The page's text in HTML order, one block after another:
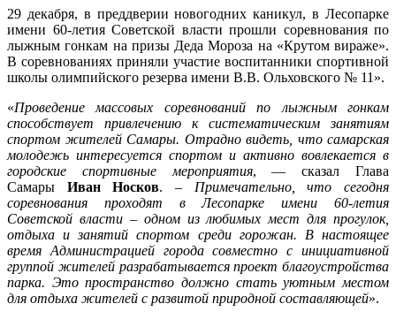
имени
60-
летия
по
гонкам
на
призы
Деда
Мороза
29 декабря, в преддверии новогодних каникул, в Лесопарке
имени 60-летия Советской власти прошли соревнования по
лыжным гонкам на призы Деда Мороза на «Крутом вираже».
В соревнованиях приняли участие воспитанники спортивной
школы олимпийского резерва имени В.В. Ольховского № 11».
«Проведение массовых соревнований по лыжным гонкам
способствует привлечению к систематическим занятиям
спортом жителей Самары. Отрадно видеть, что самарская
молодежь интересуется спортом и активно вовлекается в
городские спортивные мероприятия, — сказал Глава
Самары Иван Носков. – Примечательно, что сегодня
соревнования проходят в Лесопарке имени 60-летия
Советской власти – одном из любимых мест для прогулок,
отдыха и занятий спортом среди горожан. В настоящее
время Администрацией города совместно с инициативной
группой жителей разрабатывается проект благоустройства
парка. Это пространство должно стать уютным местом
для отдыха жителей с развитой природной составляющей».